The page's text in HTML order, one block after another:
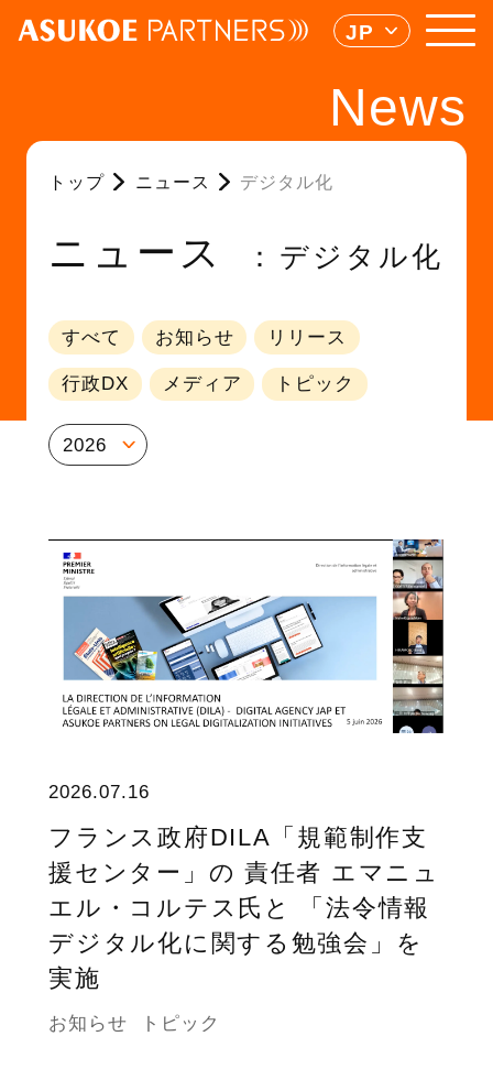
JP
News
トップ ニュース デジタル化
ニュース デジタル化
すべて お知らせ リリース
行政DX メディア トピック
2026
2026.07.16
フランス政府DILA「規範制作支
援センター」の 責任者 エマニュ
エル・コルテス氏と 「法令情報
デジタル化に関する勉強会」を
実施
お知らせ トピック